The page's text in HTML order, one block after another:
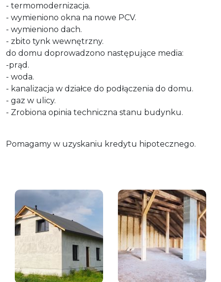
- termomodernizacja.
- wymieniono okna na nowe PCV.
- wymieniono dach.
- zbito tynk wewnętrzny.
do domu doprowadzono następujące media:
-prąd.
- woda.
- kanalizacja w działce do podłączenia do domu.
- gaz w ulicy.
- Zrobiona opinia techniczna stanu budynku.
Pomagamy w uzyskaniu kredytu hipotecznego.